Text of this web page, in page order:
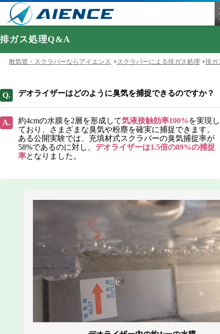
排ガス処理Q&A
散気管・スクラバーならアイエンス スクラバーによる排ガス処理 排ガ
デオライザーはどのように臭気を捕捉できるのですか？
約4cmの水膜を2層を形成して気液接触効率100%を実現し
ており、さまざまな臭気や粉塵を確実に捕捉できます。
ある公開実験では、充填材式スクラバーの臭気捕捉率が
58%であるのに対し、 デオライザーは1.5倍の89%の捕捉
率となりました。